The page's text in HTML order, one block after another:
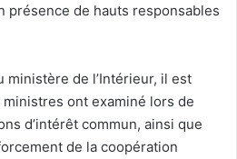
présence de hauts responsables
ministère de l’Intérieur, il est
ont examiné lors de
d’intérêt commun, ainsi que
de la coopération